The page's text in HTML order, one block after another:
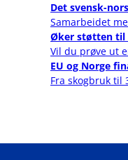
Det svensk-
Samarbeidet
Øker støtten til
Vil du prøve ut
EU og Norge
Fra skogbruk til